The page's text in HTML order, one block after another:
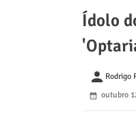
Ídolo
person Rodrigo
outubro